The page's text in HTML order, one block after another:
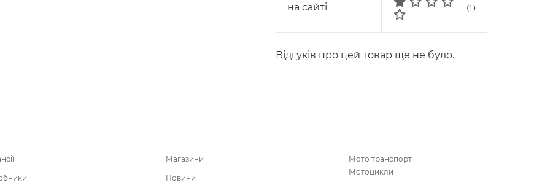
на сайті
(1)
Відгуків про цей товар ще не було.
Магазини
Новини
Мото транспорт
Мотоцикли